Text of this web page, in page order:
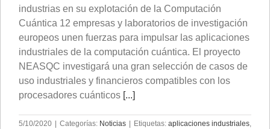
industrias en su explotación de la Computación
Cuántica 12 empresas y laboratorios de investigación
europeos unen fuerzas para impulsar las aplicaciones
industriales de la computación cuántica. El proyecto
NEASQC investigará una gran selección de casos de
uso industriales y financieros compatibles con los
procesadores cuánticos [...]
5/10/2020 | Categorías: Noticias | Etiquetas: aplicaciones industriales